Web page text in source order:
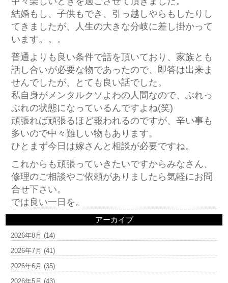
結婚もし、子供もでき、引っ越しやらもしたりし
てきましたが、人生の大きな分岐に差し掛かって
います。。。
普通よりも良い条件で話を頂いており、家族とも
話し合いが必要な物であったので、即答は出来ま
せんでしたが、とても良い話でした。
私自身がメンタルクソよわの人間なので、ぶれっ
ぶれの状態になっているんですよね(笑)
頑張れば頑張るほど報われるのですが、辛い事も
多いので中々難しい物もあります。
ひとまず今日は嫁さんと相談が必要ですね。
これからも頑張っていきたいですからみなさん、
修理のご相談やご依頼がありましたら気軽にお問
合せ下さい。
では良い一日を。
アーカイブ
2026年8月 (14)
2026年7月 (41)
2026年6月 (35)
2026年5月 (43)